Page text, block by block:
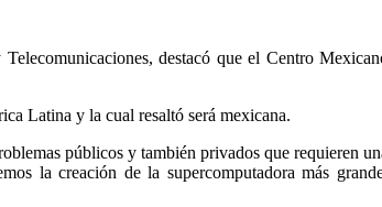
destacó que el Centro
Latina y la cual resaltó será mexicana.
públicos y también privados que requieren
la creación de la supercomputadora más